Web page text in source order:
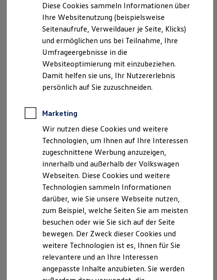
Behörden
Direktkunden
Sonderfahrzeuge
Anpfiff zum Gewinn
Elektromobilität
Elektroautos
ID. Tutorials
Elektrofahrzeugkonzepte
ID. EVERY1
Reichweite
Rekuperation
Laden unterwegs
Laden Zuhause
Ladestationen finden
Ladezeitensimulator
Batterie
Sicherheit
Nachhaltigkeit
Technologie
Kosten und Kauf
Verbrauchskosten
Kaufoptionen
E-Auto-Förderung
Software und Konnektivität
Die ID. Software 6
ID. Software Versionen und Updates
Digitale Extras
Schnittstellen zu Ihrem ID.
Nutzungsbedingungen
Datenschutzerklärungen
Cookie-Richtlinie
Lizenzhinweise Dritter
Angaben zum Digital Services Act (DSA)
EU Data Act
Disclaimer von Volkswagen AG
Die in dieser Darstellung gezeigten Fahrzeuge und
Ausstattungen können in einzelnen Details vom aktuellen
deutschen Lieferprogramm abweichen. Abgebildet sind
teilweise Sonderausstattungen der Fahrzeuge gegen
Bitte beachten Sie auch unseren Konfigurator für eine
Übersicht der aktuell verfügbaren Modelle und Ausstattungen.
Die angegebenen Verbrauchs- und Emissionswerte beziehen
sich nicht auf ein einzelnes Fahrzeug und sind nicht Bestandteil
des Angebots, sondern dienen allein Vergleichszwecken
zwischen den verschiedenen Fahrzeugtypen.
Zusatzausstattungen undZubehör(Anbauteile, Reifenformat
Diese Cookies sammeln Informationen über
Ihre Websitenutzung (beispielsweise
Seitenaufrufe, Verweildauer je Seite, Klicks)
und ermöglichen uns bei Teilnahme, Ihre
Umfrageergebnisse in die
Websiteoptimierung mit einzubeziehen.
Damit helfen sie uns, Ihr Nutzererlebnis
persönlich auf Sie zuzuschneiden.
Marketing
Wir nutzen diese Cookies und weitere
Technologien, um Ihnen auf Ihre Interessen
zugeschnittene Werbung anzuzeigen,
innerhalb und außerhalb der Volkswagen
Webseiten. Diese Cookies und weitere
Technologien sammeln Informationen
darüber, wie Sie unsere Webseite nutzen,
zum Beispiel, welche Seiten Sie am meisten
besuchen oder wie Sie sich auf der Seite
bewegen. Der Zweck dieser Cookies und
weitere Technologien ist es, Ihnen für Sie
relevantere und an Ihre Interessen
angepasste Inhalte anzubieten. Sie werden